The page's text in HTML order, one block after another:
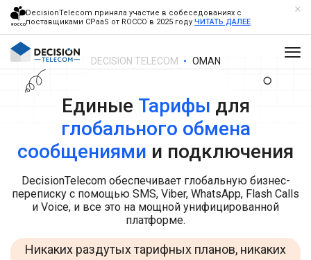
DecisionTelecom приняла участие в собеседованиях с
поставщиками CPaaS от ROCCO в 2025 году ЧИТАТЬ ДАЛЕЕ
DECISION TELECOM OMAN
Единые Тарифы для
глобального обмена
сообщениями и подключения
DecisionTelecom обеспечивает глобальную бизнес-
переписку с помощью SMS, Viber, WhatsApp, Flash Calls
и Voice, и все это на мощной унифицированной
платформе.
Никаких раздутых тарифных планов, никаких